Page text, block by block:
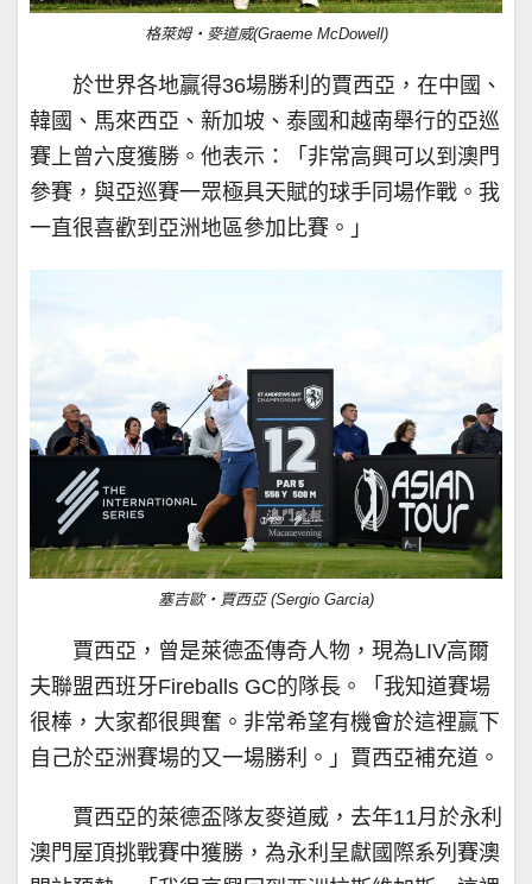
格萊姆‧麥道威(Graeme McDowell)
於世界各地贏得36場勝利的賈西亞，在中國、
韓國、馬來西亞、新加坡、泰國和越南舉行的亞巡
賽上曾六度獲勝。他表示：「非常高興可以到澳門
參賽，與亞巡賽一眾極具天賦的球手同場作戰。我
一直很喜歡到亞洲地區參加比賽。」
塞吉歐‧賈西亞 (Sergio Garcia)
賈西亞，曾是萊德盃傳奇人物，現為LIV高爾
夫聯盟西班牙Fireballs GC的隊長。「我知道賽場
很棒，大家都很興奮。非常希望有機會於這裡贏下
自己於亞洲賽場的又一場勝利。」賈西亞補充道。
賈西亞的萊德盃隊友麥道威，去年11月於永利
澳門屋頂挑戰賽中獲勝，為永利呈獻國際系列賽澳